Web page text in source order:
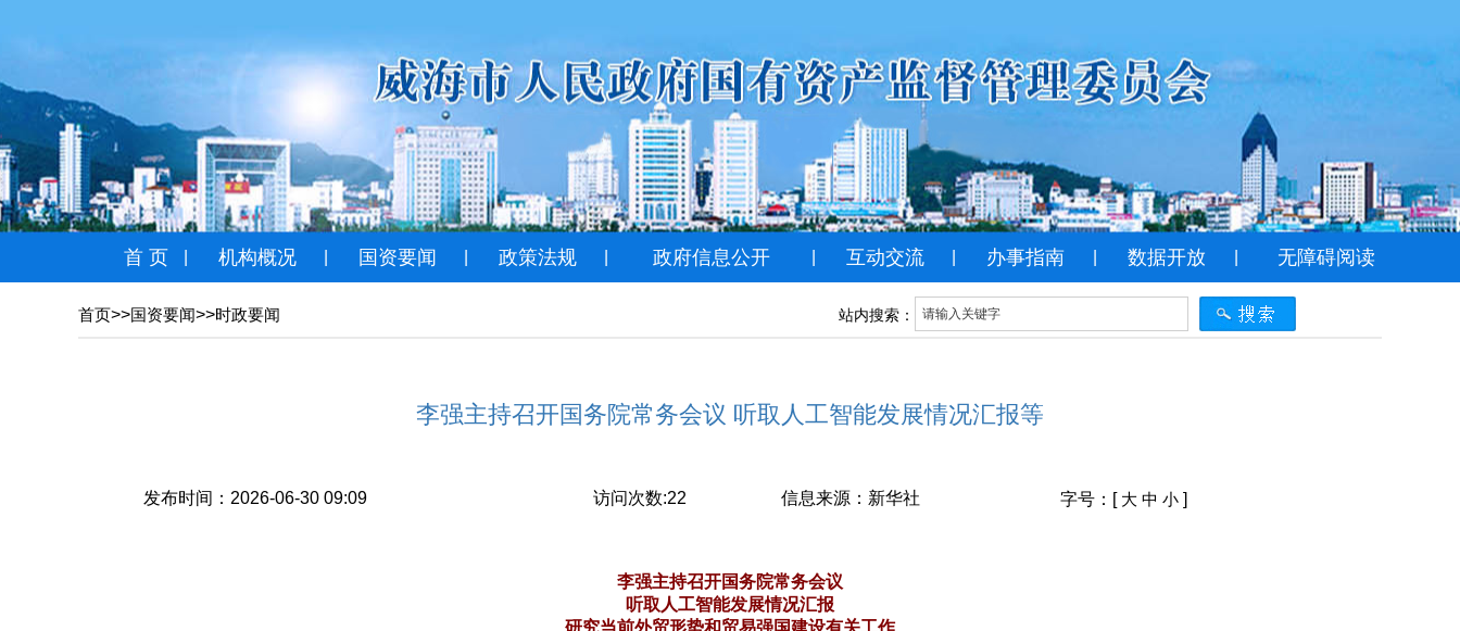
首 页 机构概况 国资要闻 政策法规 政府信息公开 互动交流 办事指南 数据开放 无障碍阅读
首页>>国资要闻>>时政要闻 站内搜索：
李强主持召开国务院常务会议 听取人工智能发展情况汇报等
发布时间：2026-06-30 09:09 访问次数:22 信息来源： 新华社 字号：[ 大 中 小 ]
李强主持召开国务院常务会议
听取人工智能发展情况汇报
研究当前外贸形势和贸易强国建设有关工作